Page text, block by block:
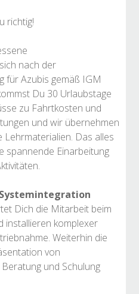
richtig!
nach der
für Azubis gemäß IGM
Du 30 Urlaubstage
zu Fahrtkosten und
und wir übernehmen
Das alles
spannende Einarbeitung
Dich die Mitarbeit beim
installieren komplexer
Weiterhin die
von
und Schulung